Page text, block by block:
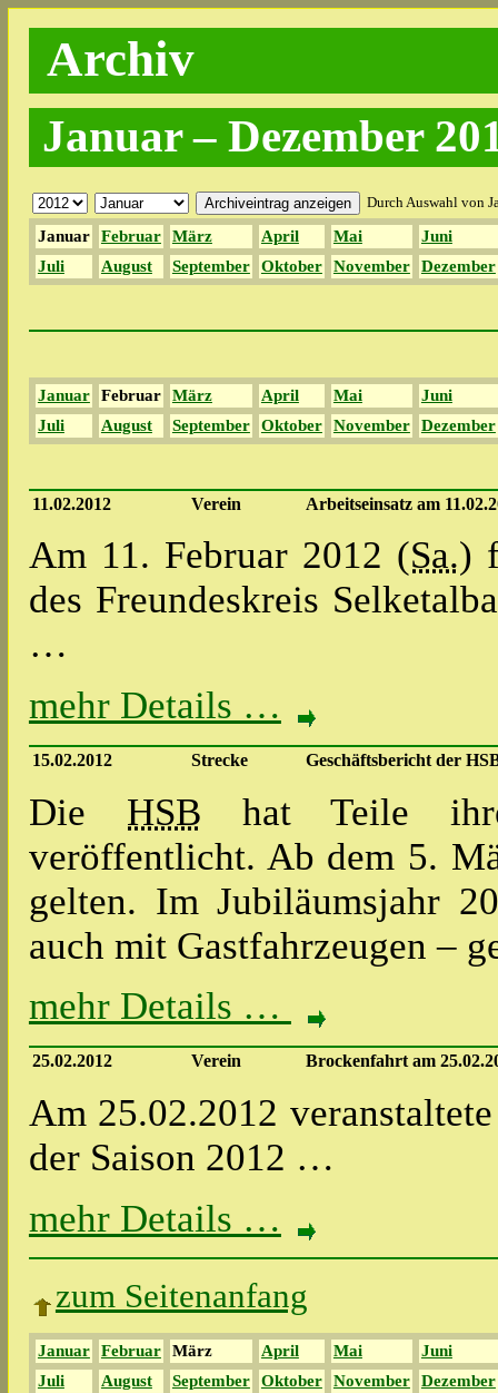
Archiv
Januar – Dezember
Durch Auswahl von
Januar Februar März April Mai
Juni
Juli
August September Oktober November Dezember
Januar Februar März April Mai
Juni
Juli
August September Oktober November Dezember
11.02.2012 Verein Arbeitseinsatz am
Am 11. Februar 2012 (Sa.)
des Freundeskreis
…
mehr Details …
15.02.2012 Strecke Geschäftsbericht der
Die HSB hat Teile
veröffentlicht. Ab dem 5.
gelten. Im Jubiläumsjahr
auch mit Gastfahrzeugen –
mehr Details …
25.02.2012 Verein Brockenfahrt am
Am 25.02.2012
der Saison 2012 …
mehr Details …
zum Seitenanfang
Januar Februar März April Mai
Juni
Juli
August September Oktober November Dezember